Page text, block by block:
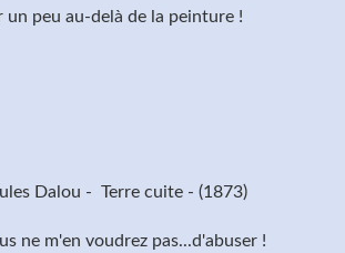
un peu au-delà de la peinture !
Dalou - Terre cuite - (1873)
ne m'en voudrez pas...d'abuser !